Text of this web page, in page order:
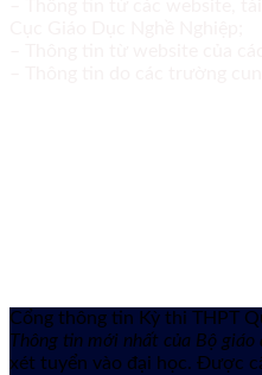
Cổng thông tin Kỳ thi THPT
Thông tin mới nhất của Bộ
xét tuyển vào đại học. Được